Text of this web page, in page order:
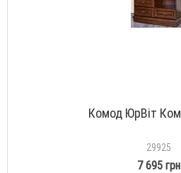
Комод ЮрВіт
29925
7 695 грн